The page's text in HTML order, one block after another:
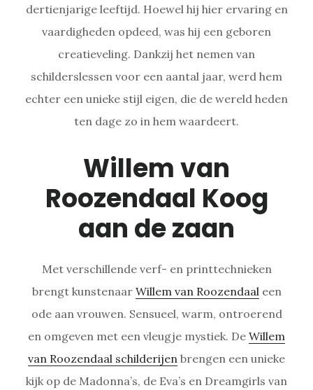
dertienjarige leeftijd. Hoewel hij hier ervaring en
vaardigheden opdeed, was hij een geboren
creatieveling. Dankzij het nemen van
schilderslessen voor een aantal jaar, werd hem
echter een unieke stijl eigen, die de wereld heden
ten dage zo in hem waardeert.
Willem van
Roozendaal Koog
aan de zaan
Met verschillende verf- en printtechnieken
brengt kunstenaar Willem van Roozendaal een
ode aan vrouwen. Sensueel, warm, ontroerend
en omgeven met een vleugje mystiek. De Willem
van Roozendaal schilderijen brengen een unieke
kijk op de Madonna’s, de Eva’s en Dreamgirls van